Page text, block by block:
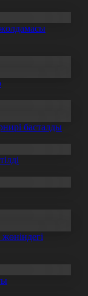
жолдамасы
басталды